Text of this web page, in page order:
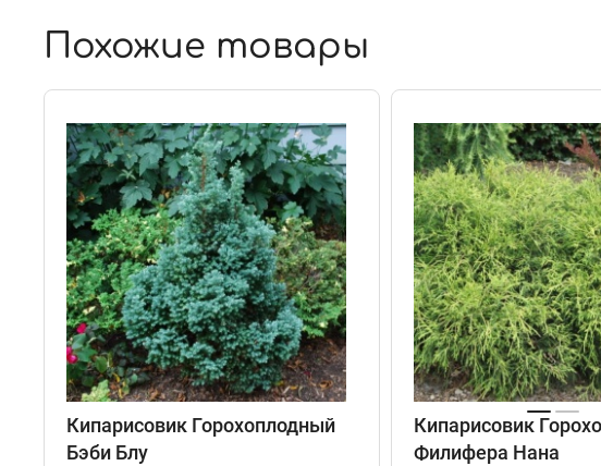
Похожие товары
Кипарисовик Горохоплодный
Бэби Блу
Кипарисовик
Филифера Нана